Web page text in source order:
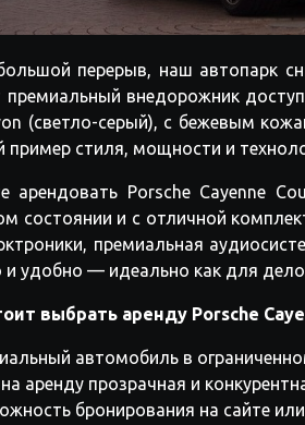
перерыв, наш автопарк
премиальный внедорожник
(светло-серый), с бежевым
пример стиля, мощности и
арендовать Porsche Cayenne
состоянии и с отличной
премиальная
и удобно — идеально как для
выбрать аренду Porsche
автомобиль в
аренду прозрачная и
бронирования на сайте